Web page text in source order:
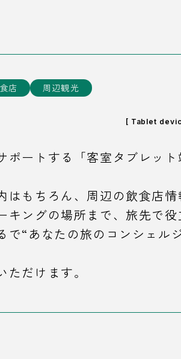
店 周辺観光
[ Tablet
ポートする「客室タブレット
はもちろん、周辺の飲食店情
キングの場所まで、旅先で役
で“あなたの旅のコンシェル
だけます。